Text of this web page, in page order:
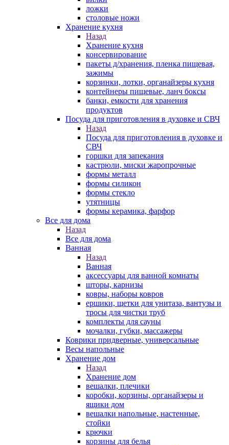
ложки
столовые ножи
Хранение кухня
Назад
Хранение кухня
консервирование
пакеты д/хранения, пленка пищевая,
зажимы
корзинки, лотки, органайзеры кухня
контейнеры пищевые, ланч боксы
банки, емкости для хранения
продуктов
Посуда для приготовления в духовке и СВЧ
Назад
Посуда для приготовления в духовке и
СВЧ
горшки для запекания
кастрюли, миски жаропрочные
формы металл
формы силикон
формы стекло
утятницы
формы керамика, фарфор
Все для дома
Назад
Все для дома
Ванная
Назад
Ванная
аксессуары для ванной комнаты
шторы, карнизы
ковры, наборы ковров
ершики, щетки для унитаза, вантузы и
тросы для чистки труб
комплекты для сауны
мочалки, губки, массажеры
Коврики придверные, универсальные
Весы напольные
Хранение дом
Назад
Хранение дом
вешалки, плечики
коробки, корзины, органайзеры и
ящики дом
вешалки напольные, настенные,
стойки
крючки
корзины для белья